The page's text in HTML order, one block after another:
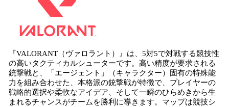
『VALORANT（ヴァロラント）』は、5対5で対戦する競技性
の高いタクティカルシューターです。高い精度が要求される
銃撃戦と、「エージェント」（キャラクター）固有の特殊能
力を組み合わせた、本格派の銃撃戦が特徴で、プレイヤーの
戦略的選択や柔軟なアイデア、そして一瞬のひらめきから生
まれるチャンスがチームを勝利に導きます。マップは競技シ